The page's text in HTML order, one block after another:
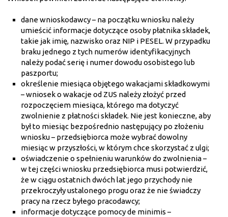
dane wnioskodawcy – na początku wniosku należy
umieścić informacje dotyczące osoby płatnika składek,
takie jak imię, nazwisko oraz NIP i PESEL. W przypadku
braku jednego z tych numerów identyfikacyjnych
należy podać serię i numer dowodu osobistego lub
paszportu;
określenie miesiąca objętego wakacjami składkowymi
– wniosek o wakacje od ZUS należy złożyć przed
rozpoczęciem miesiąca, którego ma dotyczyć
zwolnienie z płatności składek. Nie jest konieczne, aby
był to miesiąc bezpośrednio następujący po złożeniu
wniosku – przedsiębiorca może wybrać dowolny
miesiąc w przyszłości, w którym chce skorzystać z ulgi;
oświadczenie o spełnieniu warunków do zwolnienia –
w tej części wniosku przedsiębiorca musi potwierdzić,
że w ciągu ostatnich dwóch lat jego przychody nie
przekroczyły ustalonego progu oraz że nie świadczy
pracy na rzecz byłego pracodawcy;
informacje dotyczące pomocy de minimis –